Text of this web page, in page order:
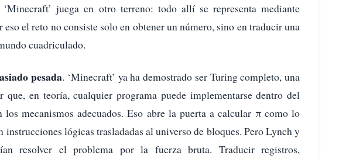
juega en otro terreno: todo allí se representa mediante
eso el reto no consiste solo en obtener un número, sino en traducir una
cuadriculado.
pesada. ‘Minecraft’ ya ha demostrado ser Turing completo, una
que, en teoría, cualquier programa puede implementarse dentro del
los mecanismos adecuados. Eso abre la puerta a calcular π como lo
instrucciones lógicas trasladadas al universo de bloques. Pero Lynch y
resolver el problema por la fuerza bruta. Traducir registros,